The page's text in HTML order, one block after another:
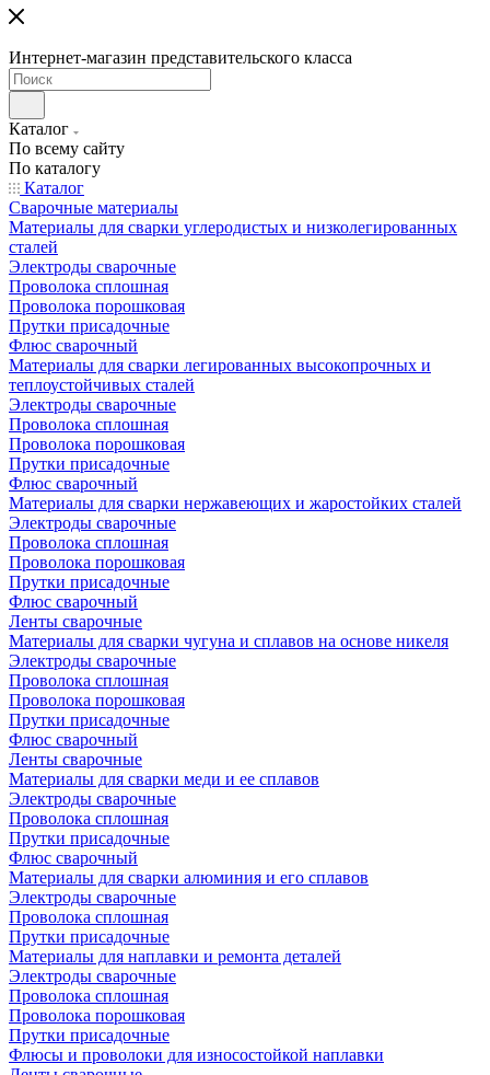
Интернет-магазин представительского класса
Каталог
По всему сайту
По каталогу
Каталог
Сварочные материалы
Материалы для сварки углеродистых и низколегированных
сталей
Электроды сварочные
Проволока сплошная
Проволока порошковая
Прутки присадочные
Флюс сварочный
Материалы для сварки легированных высокопрочных и
теплоустойчивых сталей
Электроды сварочные
Проволока сплошная
Проволока порошковая
Прутки присадочные
Флюс сварочный
Материалы для сварки нержавеющих и жаростойких сталей
Электроды сварочные
Проволока сплошная
Проволока порошковая
Прутки присадочные
Флюс сварочный
Ленты сварочные
Материалы для сварки чугуна и сплавов на основе никеля
Электроды сварочные
Проволока сплошная
Проволока порошковая
Прутки присадочные
Флюс сварочный
Ленты сварочные
Материалы для сварки меди и ее сплавов
Электроды сварочные
Проволока сплошная
Прутки присадочные
Флюс сварочный
Материалы для сварки алюминия и его сплавов
Электроды сварочные
Проволока сплошная
Прутки присадочные
Материалы для наплавки и ремонта деталей
Электроды сварочные
Проволока сплошная
Проволока порошковая
Прутки присадочные
Флюсы и проволоки для износостойкой наплавки